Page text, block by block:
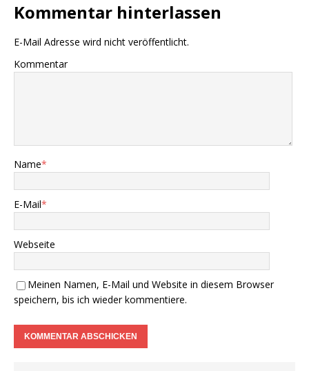
Kommentar hinterlassen
E-Mail Adresse wird nicht veröffentlicht.
Kommentar
Name*
E-Mail*
Webseite
Meinen Namen, E-Mail und Website in diesem Browser
speichern, bis ich wieder kommentiere.